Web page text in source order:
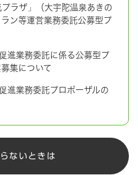
ラザ」（大宇陀温泉あきの
ン等運営業務委託公募型プ
進業務委託に係る公募型プ
集について
進業務委託プロポーザルの
ないときは